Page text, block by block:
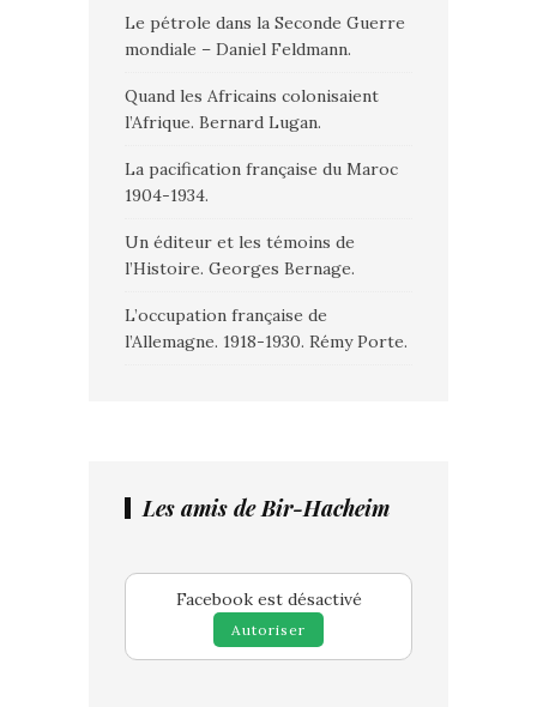
Le pétrole dans la Seconde Guerre
mondiale – Daniel Feldmann.
Quand les Africains colonisaient
l’Afrique. Bernard Lugan.
La pacification française du Maroc
1904-1934.
Un éditeur et les témoins de
l’Histoire. Georges Bernage.
L’occupation française de
l’Allemagne. 1918-1930. Rémy Porte.
Les amis de Bir-Hacheim
Facebook est désactivé
Autoriser